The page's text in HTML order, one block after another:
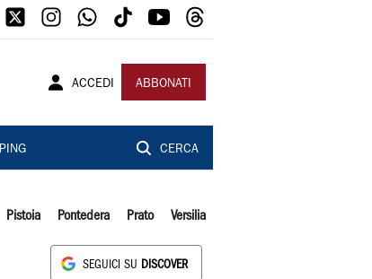
ACCEDI ABBONATI
CERCA
Pistoia Pontedera Prato Versilia
SEGUICI SU DISCOVER